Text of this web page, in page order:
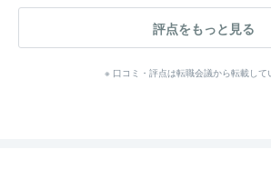
評点をもっと見る
※ 口コミ・評点は転職会議から転載して